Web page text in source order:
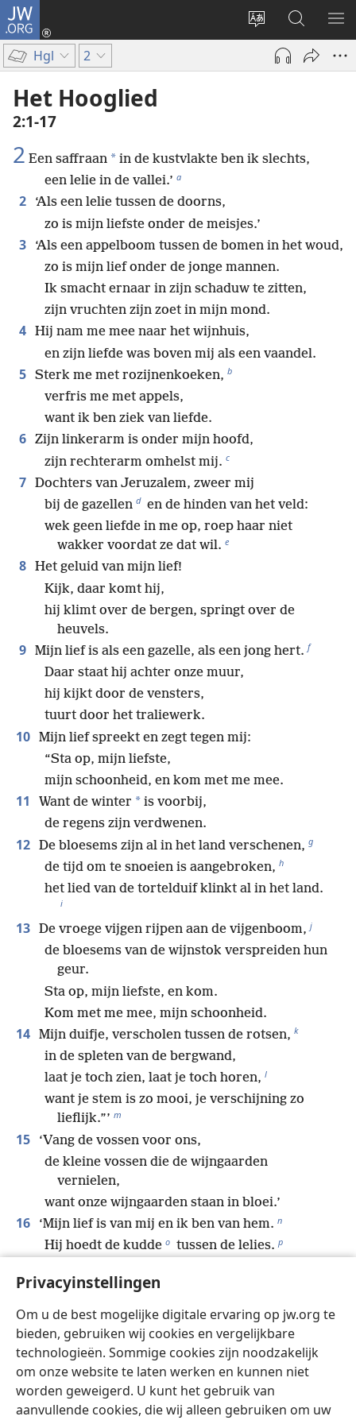
Privacyinstellingen
Om u de best mogelijke digitale ervaring op jw.org te
bieden, gebruiken wij cookies en vergelijkbare
technologieën. Sommige cookies zijn noodzakelijk
om onze website te laten werken en kunnen niet
worden geweigerd. U kunt het gebruik van
aanvullende cookies, die wij alleen gebruiken om uw
JW.ORG
Taal
site
wijzigen
Inloggen
(opent
venster)
Zoeken
op
JW.ORG
Hgl 2
Het Hooglied
2:1-17
2 Een saffraan * in de kustvlakte ben ik slechts,
een lelie in de vallei.’ a
2
‘Als een lelie tussen de doorns,
zo is mijn liefste onder de meisjes.’
3
‘Als een appelboom tussen de bomen in het woud,
zo is mijn lief onder de jonge mannen.
Ik smacht ernaar in zijn schaduw te zitten,
zijn vruchten zijn zoet in mijn mond.
4 Hij nam me mee naar het wijnhuis,
en zijn liefde was boven mij als een vaandel.
5 Sterk me met rozijnenkoeken, b
verfris me met appels,
want ik ben ziek van liefde.
6 Zijn linkerarm is onder mijn hoofd,
zijn rechterarm omhelst mij. c
7 Dochters van Jeruzalem, zweer mij
bij de gazellen d en de hinden van het veld:
wek geen liefde in me op, roep haar niet
wakker voordat ze dat wil. e
8 Het geluid van mijn lief!
Kijk, daar komt hij,
hij klimt over de bergen, springt over de
heuvels.
9 Mijn lief is als een gazelle, als een jong hert. f
Daar staat hij achter onze muur,
hij kijkt door de vensters,
tuurt door het traliewerk.
10 Mijn lief spreekt en zegt tegen mij:
“Sta op, mijn liefste,
mijn schoonheid, en kom met me mee.
11 Want de winter * is voorbij,
de regens zijn verdwenen.
12 De bloesems zijn al in het land verschenen, g
de tijd om te snoeien is aangebroken, h
het lied van de tortelduif klinkt al in het land.
i
13 De vroege vijgen rijpen aan de vijgenboom, j
de bloesems van de wijnstok verspreiden hun
geur.
Sta op, mijn liefste, en kom.
Kom met me mee, mijn schoonheid.
14 Mijn duifje, verscholen tussen de rotsen, k
in de spleten van de bergwand,
laat je toch zien, laat je toch horen, l
want je stem is zo mooi, je verschijning zo
lieflijk.”’ m
15
‘Vang de vossen voor ons,
de kleine vossen die de wijngaarden
vernielen,
want onze wijngaarden staan in bloei.’
16 ‘Mijn lief is van mij en ik ben van hem. n
Hij hoedt de kudde o tussen de lelies. p
schaduwen wegvluchten,
kom snel terug, mijn lief,
als een gazelle q of een jong hert
op de
bergen van scheiding. *
Vorige Volgende